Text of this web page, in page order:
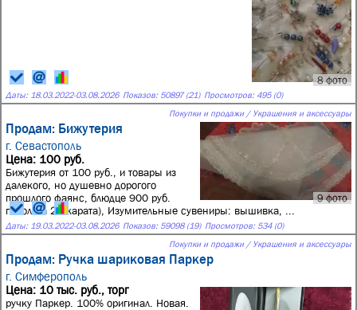
8 фото
Даты: 18.03.2022-03.08.2026 Показов: 50897 (21) Просмотров: 495 (0)
Покупки и продажи / Украшения и аксессуары
Продам: Бижутерия
г. Севастополь
9 фото
Цена: 100 руб.
Бижутерия от 100 руб., и товары из
далекого, но душевно дорогого
прошлого фаянс, блюдце 900 руб.
позолота 22 карата), Изумительные сувениры: вышивка, ...
Даты: 19.03.2022-03.08.2026 Показов: 59098 (19) Просмотров: 534 (0)
Покупки и продажи / Украшения и аксессуары
Продам: Ручка шариковая Паркер
г. Симферополь
Цена: 10 тыс. руб., торг
ручку Паркер. 100% оригинал. Новая.